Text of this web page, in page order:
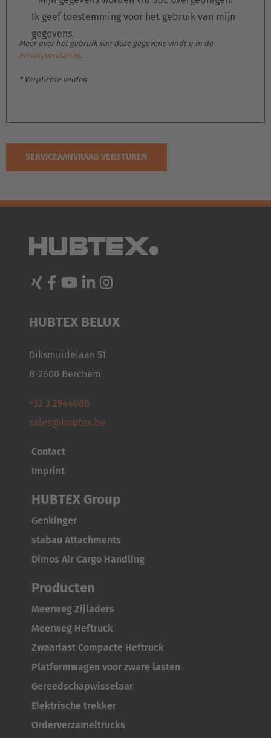
Polska
Polski
Türkiye
Türkçe
Ik geef toestemming voor het gebruik van mijn
gegevens.
Meer over het gebruik van deze gegevens vindt u in de
Privacyverklaring.
* Verplichte velden
HUBTEX BELUX
Diksmuidelaan 51
B-2600 Berchem
+32 3 2944080
sales@hubtex.be
Contact
Imprint
HUBTEX Group
Genkinger
stabau Attachments
Dimos Air Cargo Handling
Producten
Meerweg Zijladers
Meerweg Heftruck
Zwaarlast Compacte Heftruck
Platformwagen voor zware lasten
Gereedschapwisselaar
Elektrische trekker
Orderverzameltrucks